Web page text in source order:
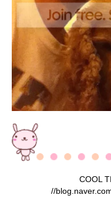
COOL
//